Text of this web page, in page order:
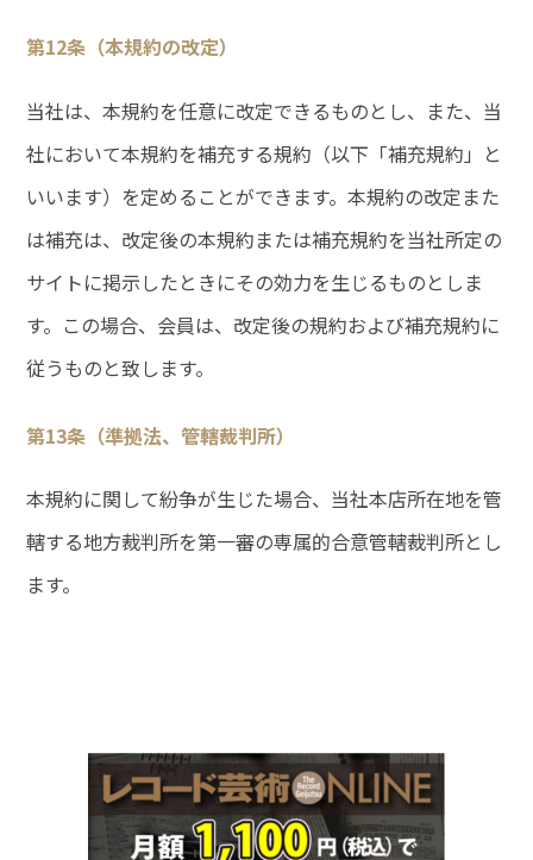
第12条（本規約の改定）
当社は、本規約を任意に改定できるものとし、また、当
社において本規約を補充する規約（以下「補充規約」と
いいます）を定めることができます。本規約の改定また
は補充は、改定後の本規約または補充規約を当社所定の
サイトに掲示したときにその効力を生じるものとしま
す。この場合、会員は、改定後の規約および補充規約に
従うものと致します。
第13条（準拠法、管轄裁判所）
本規約に関して紛争が生じた場合、当社本店所在地を管
轄する地方裁判所を第一審の専属的合意管轄裁判所とし
ます。